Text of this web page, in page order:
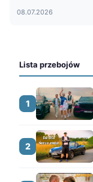
08.07.2026
Lista przebojów
1
2